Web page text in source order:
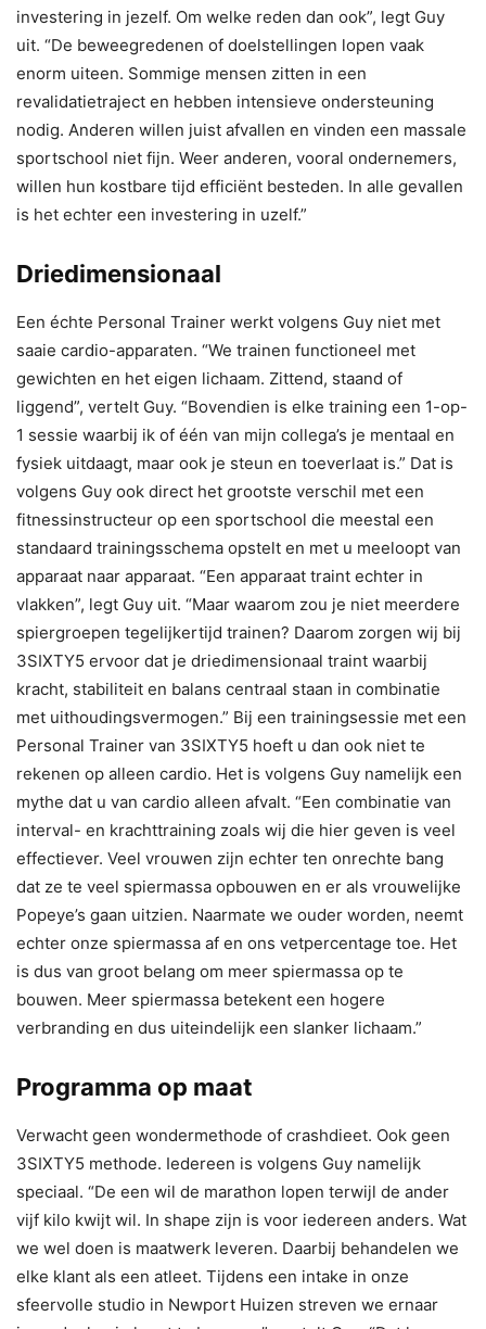
investering in jezelf. Om welke reden dan ook”, legt Guy
uit. “De beweegredenen of doelstellingen lopen vaak
enorm uiteen. Sommige mensen zitten in een
revalidatietraject en hebben intensieve ondersteuning
nodig. Anderen willen juist afvallen en vinden een massale
sportschool niet fijn. Weer anderen, vooral ondernemers,
willen hun kostbare tijd efficiënt besteden. In alle gevallen
is het echter een investering in uzelf.”
Driedimensionaal
Een échte Personal Trainer werkt volgens Guy niet met
saaie cardio-apparaten. “We trainen functioneel met
gewichten en het eigen lichaam. Zittend, staand of
liggend”, vertelt Guy. “Bovendien is elke training een 1-op-
1 sessie waarbij ik of één van mijn collega’s je mentaal en
fysiek uitdaagt, maar ook je steun en toeverlaat is.” Dat is
volgens Guy ook direct het grootste verschil met een
fitnessinstructeur op een sportschool die meestal een
standaard trainingsschema opstelt en met u meeloopt van
apparaat naar apparaat. “Een apparaat traint echter in
vlakken”, legt Guy uit. “Maar waarom zou je niet meerdere
spiergroepen tegelijkertijd trainen? Daarom zorgen wij bij
3SIXTY5 ervoor dat je driedimensionaal traint waarbij
kracht, stabiliteit en balans centraal staan in combinatie
met uithoudingsvermogen.” Bij een trainingsessie met een
Personal Trainer van 3SIXTY5 hoeft u dan ook niet te
rekenen op alleen cardio. Het is volgens Guy namelijk een
mythe dat u van cardio alleen afvalt. “Een combinatie van
interval- en krachttraining zoals wij die hier geven is veel
effectiever. Veel vrouwen zijn echter ten onrechte bang
dat ze te veel spiermassa opbouwen en er als vrouwelijke
Popeye’s gaan uitzien. Naarmate we ouder worden, neemt
echter onze spiermassa af en ons vetpercentage toe. Het
is dus van groot belang om meer spiermassa op te
bouwen. Meer spiermassa betekent een hogere
verbranding en dus uiteindelijk een slanker lichaam.”
Programma op maat
Verwacht geen wondermethode of crashdieet. Ook geen
3SIXTY5 methode. Iedereen is volgens Guy namelijk
speciaal. “De een wil de marathon lopen terwijl de ander
vijf kilo kwijt wil. In shape zijn is voor iedereen anders. Wat
we wel doen is maatwerk leveren. Daarbij behandelen we
elke klant als een atleet. Tijdens een intake in onze
sfeervolle studio in Newport Huizen streven we ernaar